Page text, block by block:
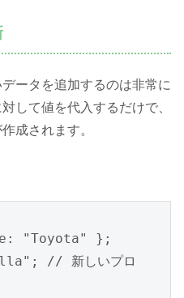
ータを追加するのは非常に
して値を代入するだけで、
成されます。
"Toyota" };
// 新しいプロ